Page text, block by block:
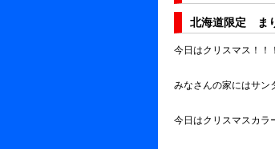
北海道限定 ま
今日はクリスマス！！！
みなさんの家にはサン
今日はクリスマスカラ